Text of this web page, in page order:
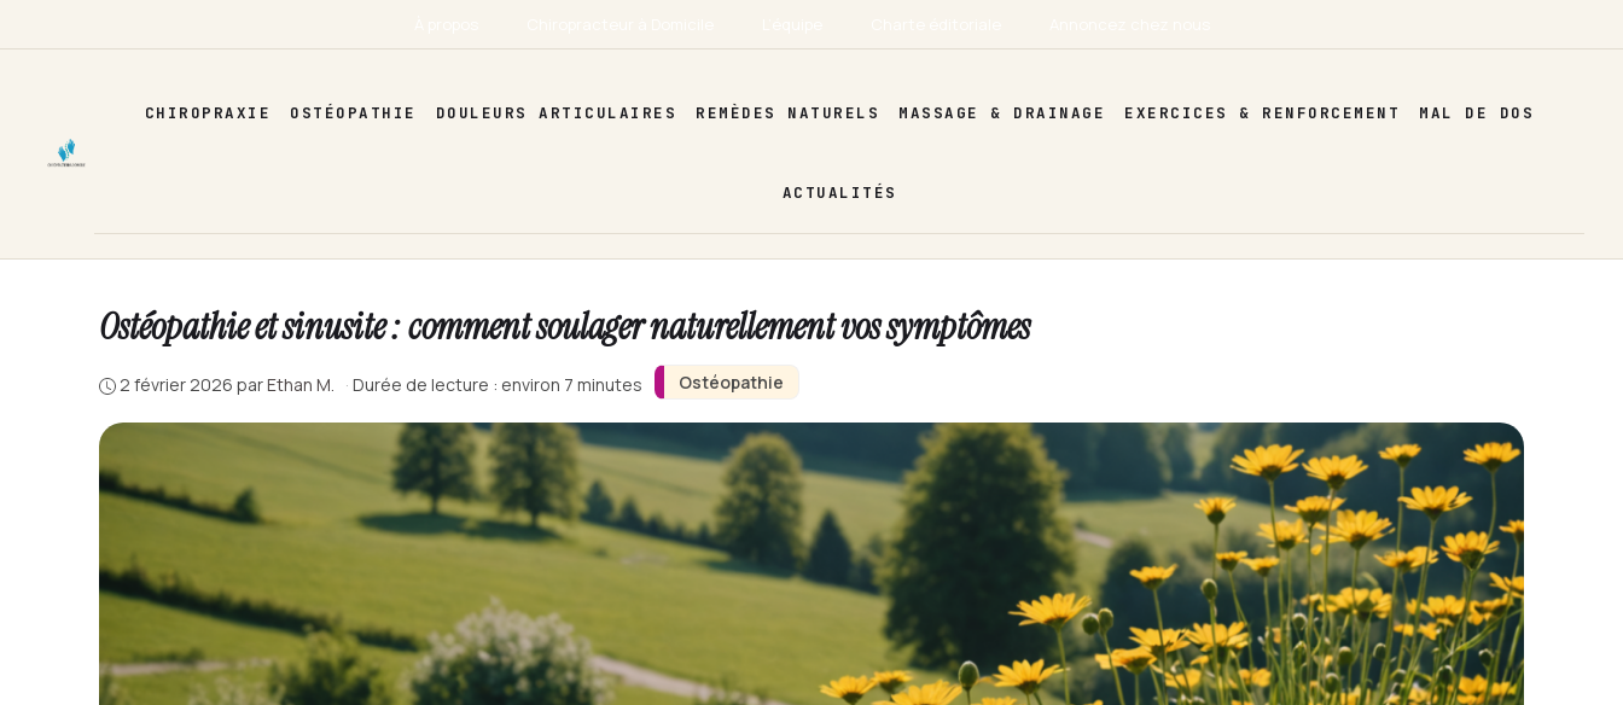
au
CHIROPRAXIE OSTÉOPATHIE DOULEURS ARTICULAIRES REMÈDES NATURELS MASSAGE & DRAINAGE EXERCICES & RENFORCEMENT MAL DE DOS
ACTUALITÉS
Ostéopathie
Ostéopathie et sinusite : comment soulager naturellement vos symptômes
2 février 2026 parEthan M. · Durée de lecture : environ 7 minutes